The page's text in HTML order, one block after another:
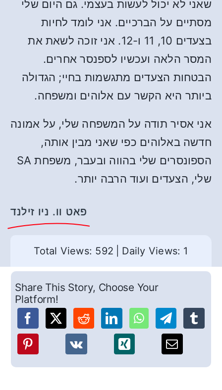
שאני לא יכול לעשות בעצמי. גם היום שלי
מסתיים על הברכיים. אני לומד לחיות
בצעדים 10, 11 ו-12. אני זוכה לשאת את
המסר הלאה ועכשיו לספנסר אחרים.
הבטחות הצעדים מתגשמות בחיי; הגדולה
ביותר היא הקשר עם אלוהים ומשפחה.
אני אסיר תודה על המשפחה שלי, על אמונה
חדשה באלוהים כפי שאני מבין אותה,
הספונסרים שלי בהווה ובעבר, משפחת SA
שלי, הצעדים ועוד הרבה יותר.
פאט וו. ניו זילנד
Total Views: 592 Daily Views: 1
Share This Story, Choose Your
Platform!